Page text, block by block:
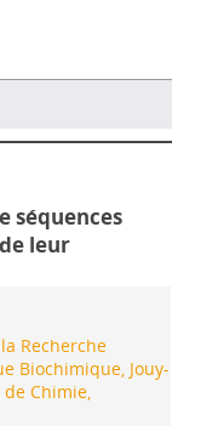
séquences
leur
Recherche
Biochimique, Jouy-
de Chimie,